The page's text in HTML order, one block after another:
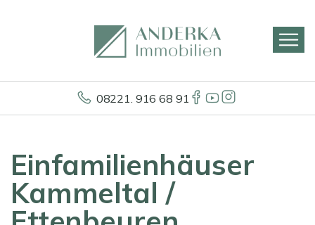
08221. 916 68 91
Einfamilienhäuser
Kammeltal /